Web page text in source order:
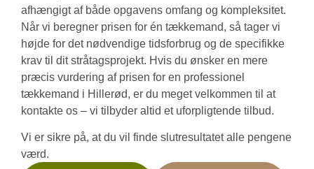
afhængigt af både opgavens omfang og kompleksitet.
Når vi beregner prisen for én tækkemand, så tager vi
højde for det nødvendige tidsforbrug og de specifikke
krav til dit stråtagsprojekt. Hvis du ønsker en mere
præcis vurdering af prisen for en professionel
tækkemand i Hillerød, er du meget velkommen til at
kontakte os – vi tilbyder altid et uforpligtende tilbud.
Vi er sikre på, at du vil finde slutresultatet alle pengene
værd.